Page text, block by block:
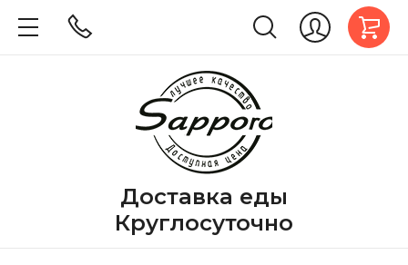
Доставка еды
Круглосуточно